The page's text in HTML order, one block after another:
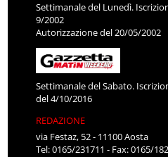
Settimanale del Lunedì.
9/2002
Autorizzazione del 20/05/2002
Settimanale del Sabato.
del 4/10/2016
REDAZIONE
via Festaz, 52 - 11100 Aosta
Tel: 0165/231711 - Fax: 0165/